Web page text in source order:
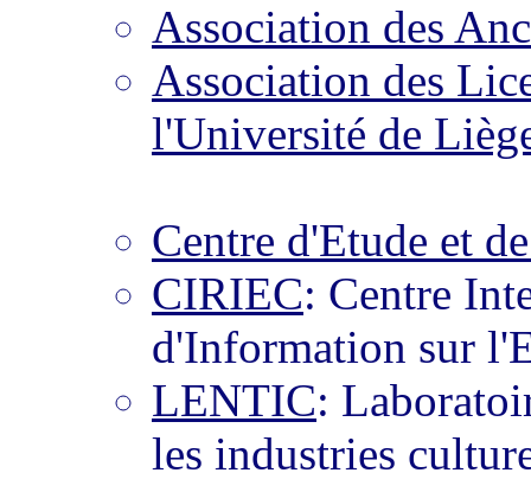
Association des
Association des
l'Université de
Centre d'Etude et
CIRIEC: Centre
d'Information sur
LENTIC:
les industries